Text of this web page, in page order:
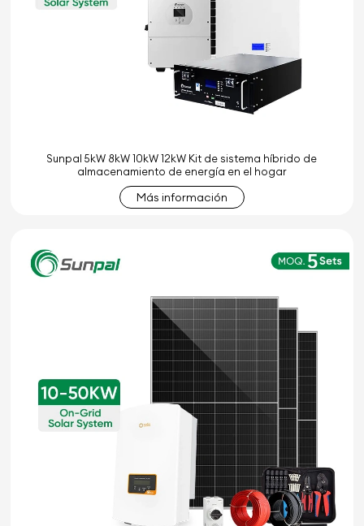
Sunpal 5kW 8kW 10kW 12kW Kit de sistema híbrido de
almacenamiento de energía en el hogar
Más información